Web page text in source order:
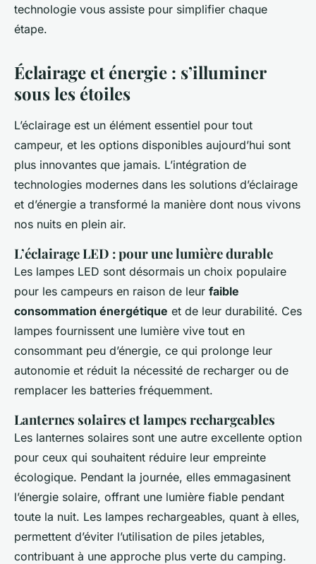
technologie vous assiste pour simplifier chaque
étape.
Éclairage et énergie : s’illuminer
sous les étoiles
L’éclairage est un élément essentiel pour tout
campeur, et les options disponibles aujourd’hui sont
plus innovantes que jamais. L’intégration de
technologies modernes dans les solutions d’éclairage
et d’énergie a transformé la manière dont nous vivons
nos nuits en plein air.
L’éclairage LED : pour une lumière durable
Les lampes LED sont désormais un choix populaire
pour les campeurs en raison de leur faible
consommation énergétique et de leur durabilité. Ces
lampes fournissent une lumière vive tout en
consommant peu d’énergie, ce qui prolonge leur
autonomie et réduit la nécessité de recharger ou de
remplacer les batteries fréquemment.
Lanternes solaires et lampes rechargeables
Les lanternes solaires sont une autre excellente option
pour ceux qui souhaitent réduire leur empreinte
écologique. Pendant la journée, elles emmagasinent
l’énergie solaire, offrant une lumière fiable pendant
toute la nuit. Les lampes rechargeables, quant à elles,
permettent d’éviter l’utilisation de piles jetables,
contribuant à une approche plus verte du camping.